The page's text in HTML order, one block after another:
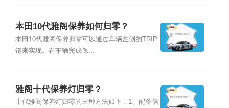
本田10代雅阁保养如何归零？
本田10代雅阁保养归零可以通过车辆左侧的TRIP
键来实现。在车辆完成保...
雅阁十代保养灯归零？
十代雅阁保养灯归零的三种方法如下：1、配备信